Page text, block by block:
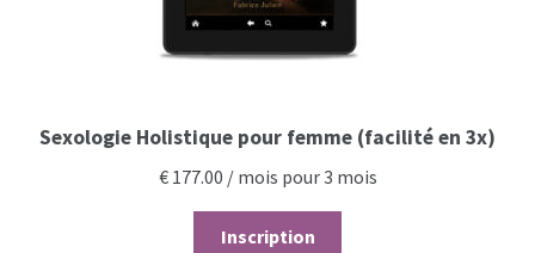
Sexologie Holistique pour femme (facilité en 3x)
€177.00 / mois pour 3 mois
Inscription